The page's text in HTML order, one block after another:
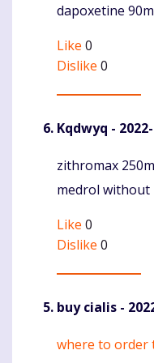
dapoxetine
Like 0
Dislike 0
Kqdwyq -
Komentaras
zithromax
medrol
Like 0
Dislike 0
buy cialis -
Komentaras
where to order